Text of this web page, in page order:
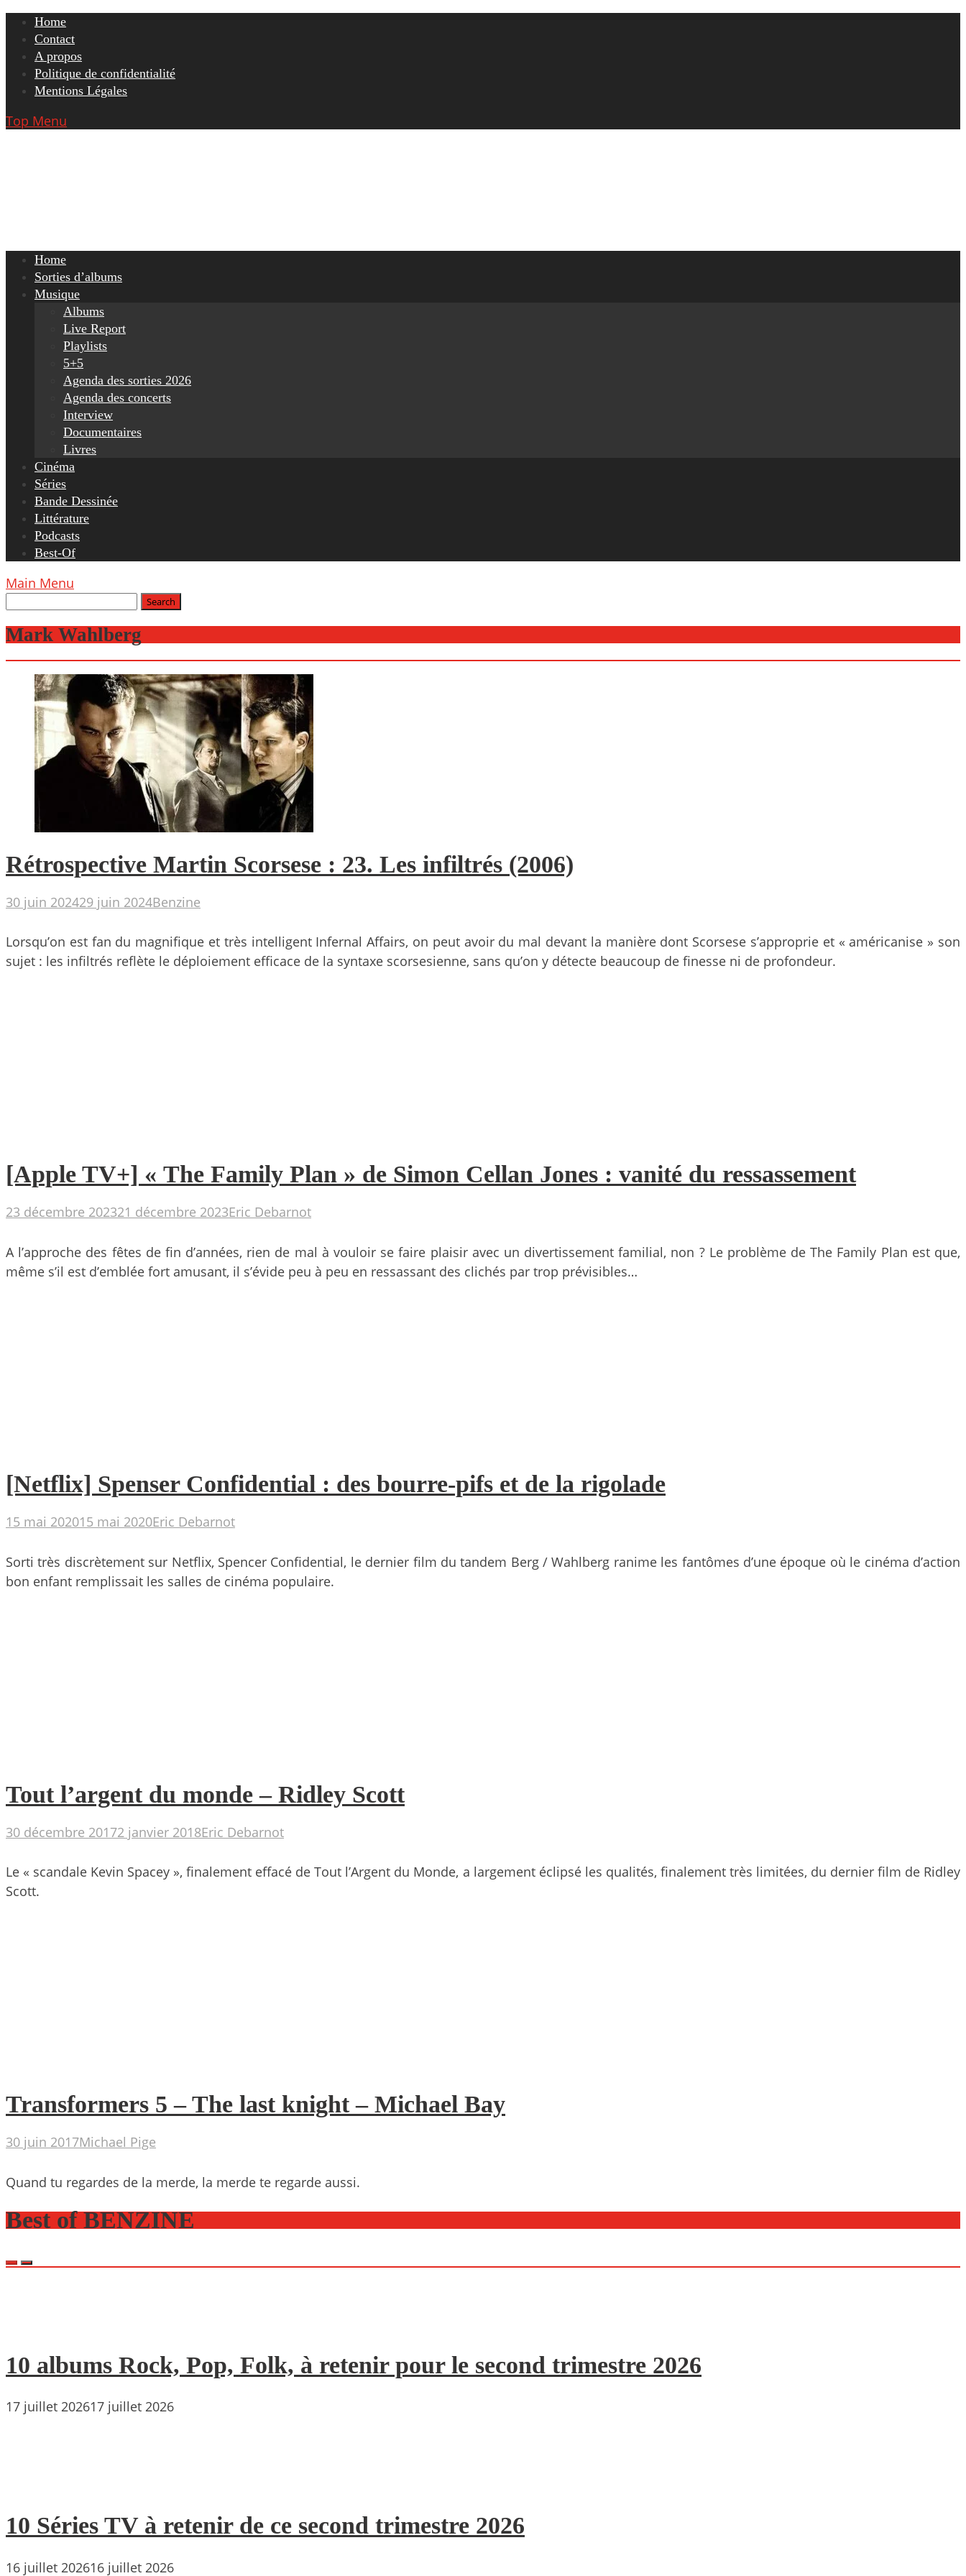
Skip
content
Home
Contact
A propos
Politique de confidentialité
Mentions Légales
Top Menu
Home
Sorties d’albums
Musique
Albums
Live Report
Playlists
5+5
Agenda des sorties 2026
Agenda des concerts
Interview
Documentaires
Livres
Cinéma
Séries
Bande Dessinée
Littérature
Podcasts
Best-Of
Main Menu
Mark Wahlberg
Rétrospective Martin Scorsese : 23. Les infiltrés (2006)
30 juin 202429 juin 2024Benzine
Lorsqu’on est fan du magnifique et très intelligent Infernal Affairs, on peut avoir du mal devant la manière dont Scorsese s’approprie et « américanise » son
sujet : les infiltrés reflète le déploiement efficace de la syntaxe scorsesienne, sans qu’on y détecte beaucoup de finesse ni de profondeur.
[Apple TV+] « The Family Plan » de Simon Cellan Jones : vanité du ressassement
23 décembre 202321 décembre 2023Eric Debarnot
A l’approche des fêtes de fin d’années, rien de mal à vouloir se faire plaisir avec un divertissement familial, non ? Le problème de The Family Plan est que,
même s’il est d’emblée fort amusant, il s’évide peu à peu en ressassant des clichés par trop prévisibles…
[Netflix] Spenser Confidential : des bourre-pifs et de la rigolade
15 mai 202015 mai 2020Eric Debarnot
Sorti très discrètement sur Netflix, Spencer Confidential, le dernier film du tandem Berg / Wahlberg ranime les fantômes d’une époque où le cinéma d’action
bon enfant remplissait les salles de cinéma populaire.
Tout l’argent du monde – Ridley Scott
30 décembre 20172 janvier 2018Eric Debarnot
Le « scandale Kevin Spacey », finalement effacé de Tout l’Argent du Monde, a largement éclipsé les qualités, finalement très limitées, du dernier film de Ridley
Scott.
Transformers 5 – The last knight – Michael Bay
30 juin 2017Michael Pige
Quand tu regardes de la merde, la merde te regarde aussi.
Best of BENZINE
10 albums Rock, Pop, Folk, à retenir pour le second trimestre 2026
17 juillet 202617 juillet 2026
10 Séries TV à retenir de ce second trimestre 2026
16 juillet 202616 juillet 2026